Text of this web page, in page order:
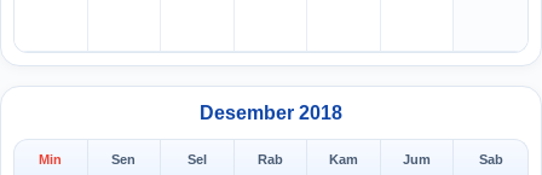
Desember 2018
Min Sen Sel Rab Kam Jum Sab